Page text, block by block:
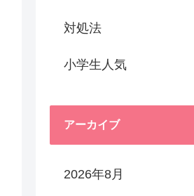
対処法
小学生人気
アーカイブ
2026年8月